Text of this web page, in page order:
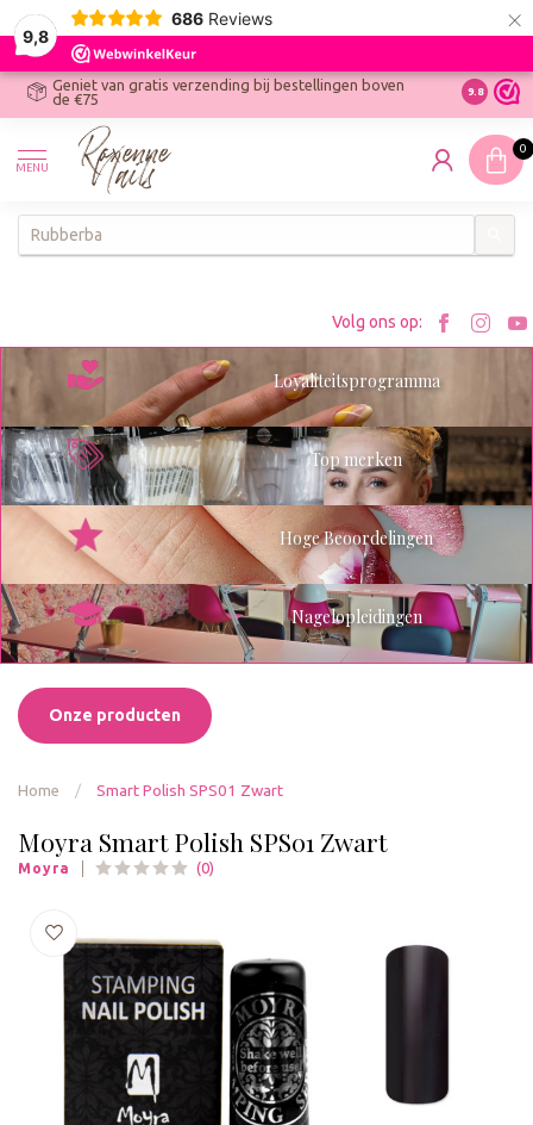
9,8
686 Reviews ×
Geniet van gratis verzending bij bestellingen boven
de €75
Ontdek
9.8
MENU
0
Volg ons op:
Bezoek
Loyaliteitsprogramma
Top merken
Hoge Beoordelingen
Nagelopleidingen
Onze producten
Home / Smart Polish SPS01 Zwart
Moyra Smart Polish SPS01 Zwart
Moyra (0)